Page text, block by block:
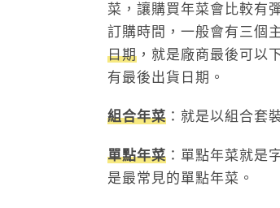
菜，讓購買年菜會比較有
訂購時間，一般會有三個
日期 ，就是廠商最後可以
有最後出貨日期。
組合年菜 ：就是以組合套
單點年菜 ：單點年菜就是
是最常見的單點年菜。